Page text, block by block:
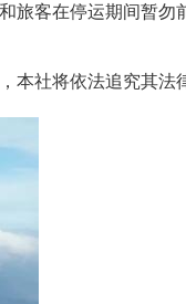
客在停运期间暂勿
本社将依法追究其法